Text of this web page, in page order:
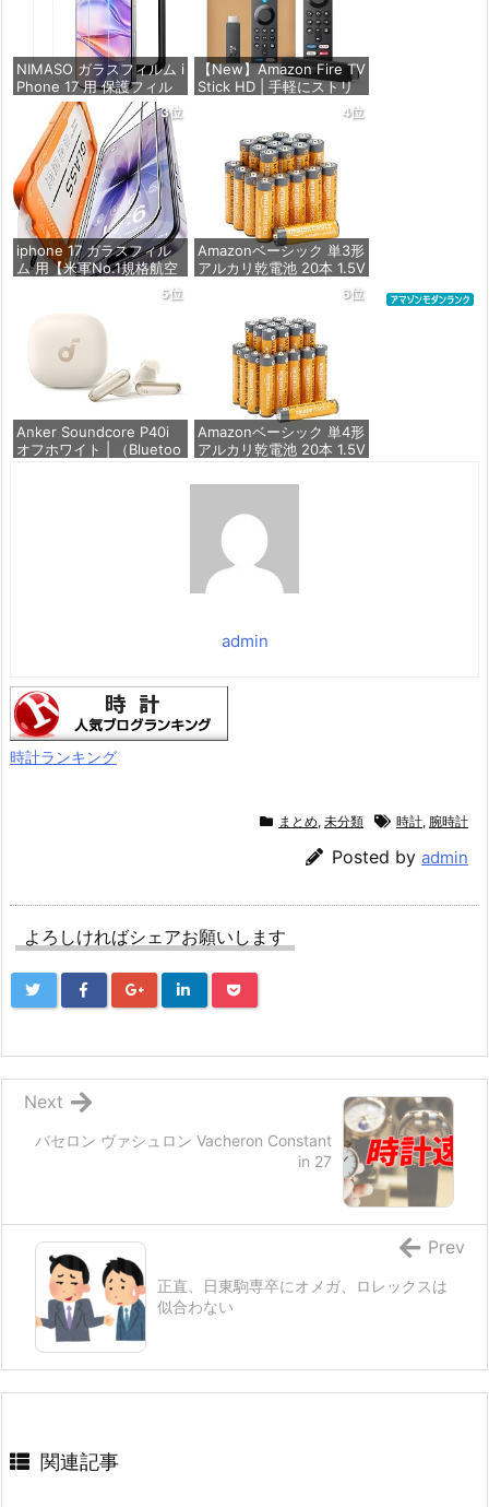
NIMASO ガラスフィルム i
Phone 17 用 保護フィル
ム 強化ガラス 耐衝撃 高
透過率 指紋防止 貼りやす
い ガイド枠付き | いPhon
e17 (6.3インチ) 対応 2枚
セット DSP25F1698
価格：¥1,599
【New】Amazon Fire TV
Stick HD | 手軽にストリ
ストリーミングメディア
プレイヤー
価格：¥4,980
3位
iphone 17 ガラスフィル
ム 用【米軍No.1規格航空
材料&独創的なガイド枠】
2枚セット 全面保護 最強
硬度10H 耐衝撃 | いphon
e17 保護フィルム 気泡な
し Zeniss 自動吸着 貼付
け簡単 iphone17フィルム
超クリア画
価格：¥1,260
4位
Amazonベーシック 単3形
アルカリ乾電池 20本 1.5V
保存期限10年 液漏れ防止
価格：¥844
5位
Anker Soundcore P40i
オフホワイト | （Bluetoo
6位
Amazonベーシック 単4形
アルカリ乾電池 20本 1.5V
admin
時計ランキング
まとめ, 未分類 時計, 腕時計
Posted by admin
よろしければシェアお願いします
バセロン ヴァシュロン Vacheron Constant
in 27
Next
正直、日東駒専卒にオメガ、ロレックスは
似合わない
Prev
関連記事